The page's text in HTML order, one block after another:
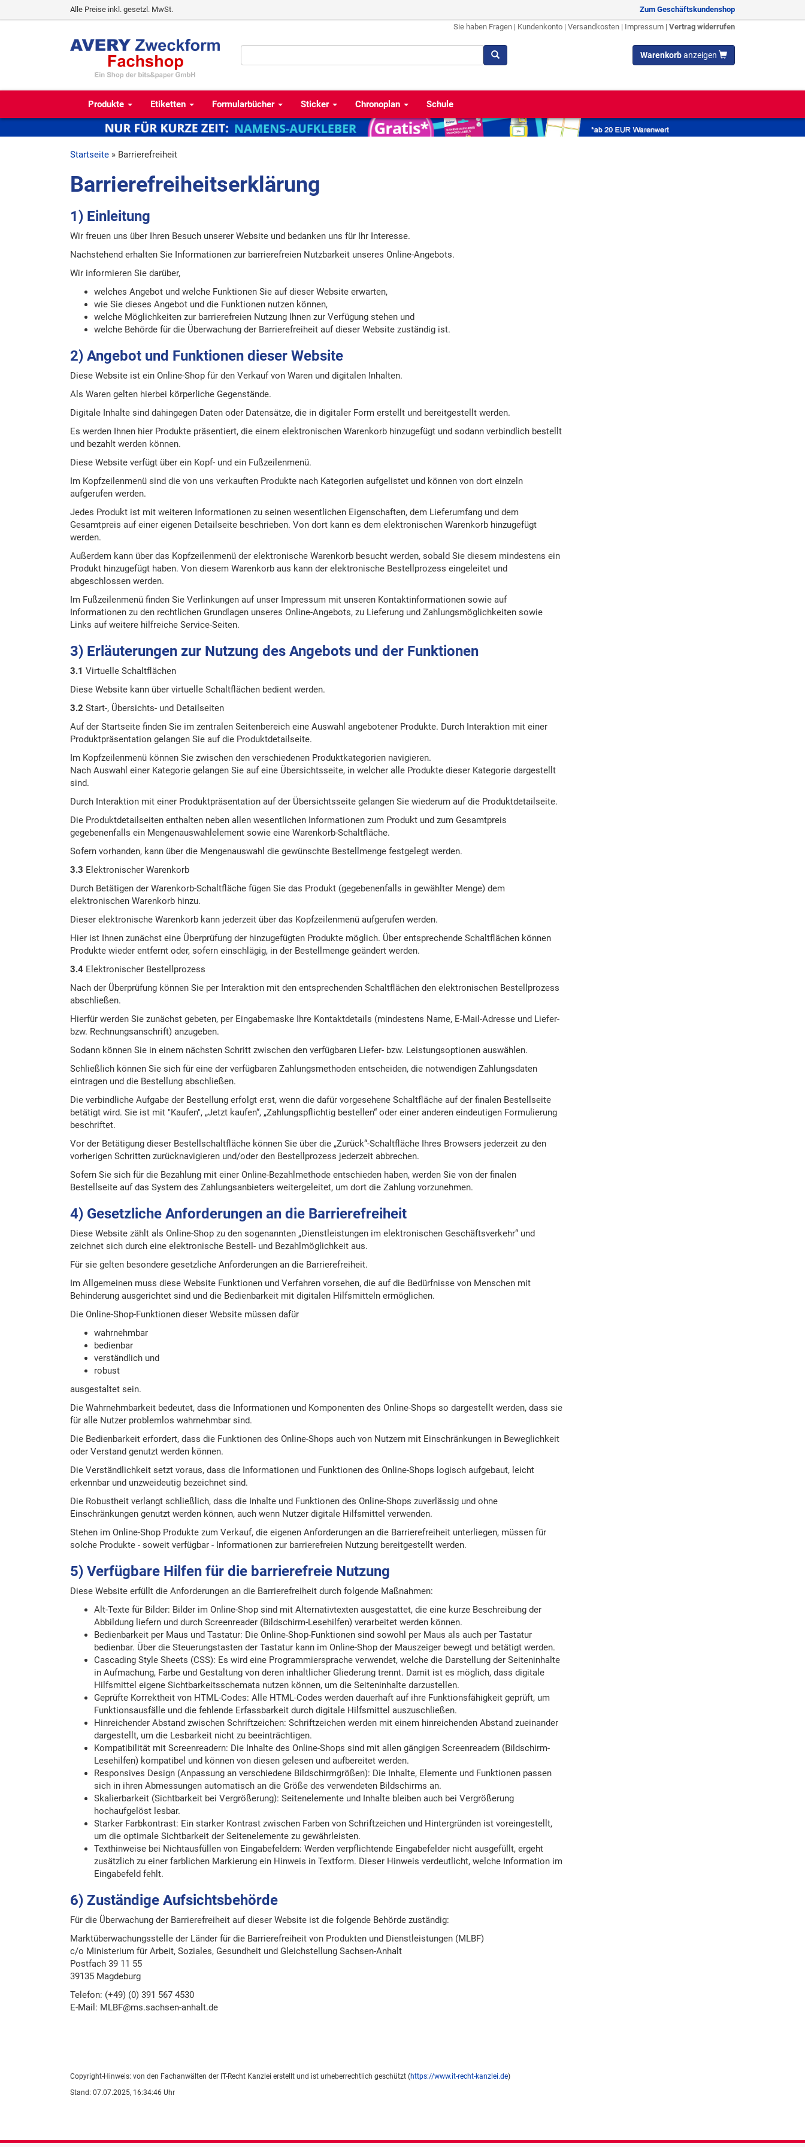
Alle Preise inkl. gesetzl. MwSt.
Zum Geschäftskundenshop
Sie haben Fragen | Kundenkonto | Versandkosten | Impressum | Vertrag widerrufen
Warenkorbanzeigen
Produkte Etiketten Formularbücher Sticker Chronoplan Schule
Startseite » Barrierefreiheit
Barrierefreiheitserklärung
1) Einleitung
Wir freuen uns über Ihren Besuch unserer Website und bedanken uns für Ihr Interesse.
Nachstehend erhalten Sie Informationen zur barrierefreien Nutzbarkeit unseres Online-Angebots.
Wir informieren Sie darüber,
welches Angebot und welche Funktionen Sie auf dieser Website erwarten,
wie Sie dieses Angebot und die Funktionen nutzen können,
welche Möglichkeiten zur barrierefreien Nutzung Ihnen zur Verfügung stehen und
welche Behörde für die Überwachung der Barrierefreiheit auf dieser Website zuständig ist.
2) Angebot und Funktionen dieser Website
Diese Website ist ein Online-Shop für den Verkauf von Waren und digitalen Inhalten.
Als Waren gelten hierbei körperliche Gegenstände.
Digitale Inhalte sind dahingegen Daten oder Datensätze, die in digitaler Form erstellt und bereitgestellt werden.
Es werden Ihnen hier Produkte präsentiert, die einem elektronischen Warenkorb hinzugefügt und sodann verbindlich bestellt
und bezahlt werden können.
Diese Website verfügt über ein Kopf- und ein Fußzeilenmenü.
Im Kopfzeilenmenü sind die von uns verkauften Produkte nach Kategorien aufgelistet und können von dort einzeln
aufgerufen werden.
Jedes Produkt ist mit weiteren Informationen zu seinen wesentlichen Eigenschaften, dem Lieferumfang und dem
Gesamtpreis auf einer eigenen Detailseite beschrieben. Von dort kann es dem elektronischen Warenkorb hinzugefügt
werden.
Außerdem kann über das Kopfzeilenmenü der elektronische Warenkorb besucht werden, sobald Sie diesem mindestens ein
Produkt hinzugefügt haben. Von diesem Warenkorb aus kann der elektronische Bestellprozess eingeleitet und
abgeschlossen werden.
Im Fußzeilenmenü finden Sie Verlinkungen auf unser Impressum mit unseren Kontaktinformationen sowie auf
Informationen zu den rechtlichen Grundlagen unseres Online-Angebots, zu Lieferung und Zahlungsmöglichkeiten sowie
Links auf weitere hilfreiche Service-Seiten.
3) Erläuterungen zur Nutzung des Angebots und der Funktionen
3.1 Virtuelle Schaltflächen
Diese Website kann über virtuelle Schaltflächen bedient werden.
3.2 Start-, Übersichts- und Detailseiten
Auf der Startseite finden Sie im zentralen Seitenbereich eine Auswahl angebotener Produkte. Durch Interaktion mit einer
Produktpräsentation gelangen Sie auf die Produktdetailseite.
Im Kopfzeilenmenü können Sie zwischen den verschiedenen Produktkategorien navigieren.
Nach Auswahl einer Kategorie gelangen Sie auf eine Übersichtsseite, in welcher alle Produkte dieser Kategorie dargestellt
sind.
Durch Interaktion mit einer Produktpräsentation auf der Übersichtsseite gelangen Sie wiederum auf die Produktdetailseite.
Die Produktdetailseiten enthalten neben allen wesentlichen Informationen zum Produkt und zum Gesamtpreis
gegebenenfalls ein Mengenauswahlelement sowie eine Warenkorb-Schaltfläche.
Sofern vorhanden, kann über die Mengenauswahl die gewünschte Bestellmenge festgelegt werden.
3.3 Elektronischer Warenkorb
Durch Betätigen der Warenkorb-Schaltfläche fügen Sie das Produkt (gegebenenfalls in gewählter Menge) dem
elektronischen Warenkorb hinzu.
Dieser elektronische Warenkorb kann jederzeit über das Kopfzeilenmenü aufgerufen werden.
Hier ist Ihnen zunächst eine Überprüfung der hinzugefügten Produkte möglich. Über entsprechende Schaltflächen können
Produkte wieder entfernt oder, sofern einschlägig, in der Bestellmenge geändert werden.
3.4 Elektronischer Bestellprozess
Nach der Überprüfung können Sie per Interaktion mit den entsprechenden Schaltflächen den elektronischen Bestellprozess
abschließen.
Hierfür werden Sie zunächst gebeten, per Eingabemaske Ihre Kontaktdetails (mindestens Name, E-Mail-Adresse und Liefer-
bzw. Rechnungsanschrift) anzugeben.
Sodann können Sie in einem nächsten Schritt zwischen den verfügbaren Liefer- bzw. Leistungsoptionen auswählen.
Schließlich können Sie sich für eine der verfügbaren Zahlungsmethoden entscheiden, die notwendigen Zahlungsdaten
eintragen und die Bestellung abschließen.
Die verbindliche Aufgabe der Bestellung erfolgt erst, wenn die dafür vorgesehene Schaltfläche auf der finalen Bestellseite
betätigt wird. Sie ist mit "Kaufen", „Jetzt kaufen“, „Zahlungspflichtig bestellen“ oder einer anderen eindeutigen Formulierung
beschriftet.
Vor der Betätigung dieser Bestellschaltfläche können Sie über die „Zurück“-Schaltfläche Ihres Browsers jederzeit zu den
vorherigen Schritten zurücknavigieren und/oder den Bestellprozess jederzeit abbrechen.
Sofern Sie sich für die Bezahlung mit einer Online-Bezahlmethode entschieden haben, werden Sie von der finalen
Bestellseite auf das System des Zahlungsanbieters weitergeleitet, um dort die Zahlung vorzunehmen.
4) Gesetzliche Anforderungen an die Barrierefreiheit
Diese Website zählt als Online-Shop zu den sogenannten „Dienstleistungen im elektronischen Geschäftsverkehr“ und
zeichnet sich durch eine elektronische Bestell- und Bezahlmöglichkeit aus.
Für sie gelten besondere gesetzliche Anforderungen an die Barrierefreiheit.
Im Allgemeinen muss diese Website Funktionen und Verfahren vorsehen, die auf die Bedürfnisse von Menschen mit
Behinderung ausgerichtet sind und die Bedienbarkeit mit digitalen Hilfsmitteln ermöglichen.
Die Online-Shop-Funktionen dieser Website müssen dafür
wahrnehmbar
bedienbar
verständlich und
robust
ausgestaltet sein.
Die Wahrnehmbarkeit bedeutet, dass die Informationen und Komponenten des Online-Shops so dargestellt werden, dass sie
für alle Nutzer problemlos wahrnehmbar sind.
Die Bedienbarkeit erfordert, dass die Funktionen des Online-Shops auch von Nutzern mit Einschränkungen in Beweglichkeit
oder Verstand genutzt werden können.
Die Verständlichkeit setzt voraus, dass die Informationen und Funktionen des Online-Shops logisch aufgebaut, leicht
erkennbar und unzweideutig bezeichnet sind.
Die Robustheit verlangt schließlich, dass die Inhalte und Funktionen des Online-Shops zuverlässig und ohne
Einschränkungen genutzt werden können, auch wenn Nutzer digitale Hilfsmittel verwenden.
Stehen im Online-Shop Produkte zum Verkauf, die eigenen Anforderungen an die Barrierefreiheit unterliegen, müssen für
solche Produkte - soweit verfügbar - Informationen zur barrierefreien Nutzung bereitgestellt werden.
5) Verfügbare Hilfen für die barrierefreie Nutzung
Diese Website erfüllt die Anforderungen an die Barrierefreiheit durch folgende Maßnahmen:
Alt-Texte für Bilder: Bilder im Online-Shop sind mit Alternativtexten ausgestattet, die eine kurze Beschreibung der
Abbildung liefern und durch Screenreader (Bildschirm-Lesehilfen) verarbeitet werden können.
Bedienbarkeit per Maus und Tastatur: Die Online-Shop-Funktionen sind sowohl per Maus als auch per Tastatur
bedienbar. Über die Steuerungstasten der Tastatur kann im Online-Shop der Mauszeiger bewegt und betätigt werden.
Cascading Style Sheets (CSS): Es wird eine Programmiersprache verwendet, welche die Darstellung der Seiteninhalte
in Aufmachung, Farbe und Gestaltung von deren inhaltlicher Gliederung trennt. Damit ist es möglich, dass digitale
Hilfsmittel eigene Sichtbarkeitsschemata nutzen können, um die Seiteninhalte darzustellen.
Geprüfte Korrektheit von HTML-Codes: Alle HTML-Codes werden dauerhaft auf ihre Funktionsfähigkeit geprüft, um
Funktionsausfälle und die fehlende Erfassbarkeit durch digitale Hilfsmittel auszuschließen.
Hinreichender Abstand zwischen Schriftzeichen: Schriftzeichen werden mit einem hinreichenden Abstand zueinander
dargestellt, um die Lesbarkeit nicht zu beeinträchtigen.
Kompatibilität mit Screenreadern: Die Inhalte des Online-Shops sind mit allen gängigen Screenreadern (Bildschirm-
Lesehilfen) kompatibel und können von diesen gelesen und aufbereitet werden.
Responsives Design (Anpassung an verschiedene Bildschirmgrößen): Die Inhalte, Elemente und Funktionen passen
sich in ihren Abmessungen automatisch an die Größe des verwendeten Bildschirms an.
Skalierbarkeit (Sichtbarkeit bei Vergrößerung): Seitenelemente und Inhalte bleiben auch bei Vergrößerung
hochaufgelöst lesbar.
Starker Farbkontrast: Ein starker Kontrast zwischen Farben von Schriftzeichen und Hintergründen ist voreingestellt,
um die optimale Sichtbarkeit der Seitenelemente zu gewährleisten.
Texthinweise bei Nichtausfüllen von Eingabefeldern: Werden verpflichtende Eingabefelder nicht ausgefüllt, ergeht
zusätzlich zu einer farblichen Markierung ein Hinweis in Textform. Dieser Hinweis verdeutlicht, welche Information im
Eingabefeld fehlt.
6) Zuständige Aufsichtsbehörde
Für die Überwachung der Barrierefreiheit auf dieser Website ist die folgende Behörde zuständig:
Marktüberwachungsstelle der Länder für die Barrierefreiheit von Produkten und Dienstleistungen (MLBF)
c/o Ministerium für Arbeit, Soziales, Gesundheit und Gleichstellung Sachsen-Anhalt
Postfach 39 11 55
39135 Magdeburg
Telefon: (+49) (0) 391 567 4530
E-​Mail: MLBF@ms.sachsen-​anhalt.de
Copyright-Hinweis: von den Fachanwälten der IT-Recht Kanzlei erstellt und ist urheberrechtlich geschützt (https://www.it-recht-kanzlei.de)
Stand: 07.07.2025, 16:34:46 Uhr